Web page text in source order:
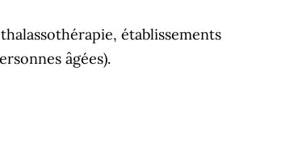
établissements
âgées).